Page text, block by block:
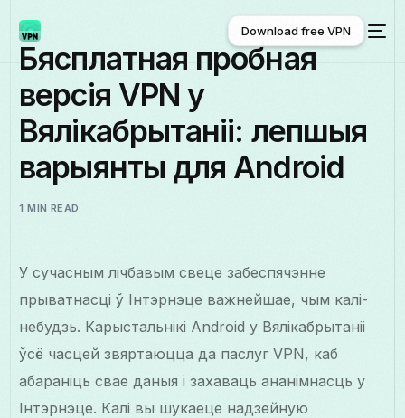
Беларуская
Download free VPN
Download free VPN
Бясплатная пробная
версія VPN у
Вялікабрытаніі: лепшыя
варыянты для Android
1 MIN READ
У сучасным лічбавым свеце забеспячэнне
прыватнасці ў Інтэрнэце важнейшае, чым калі-
небудзь. Карыстальнікі Android у Вялікабрытаніі
ўсё часцей звяртаюцца да паслуг VPN, каб
абараніць свае даныя і захаваць ананімнасць у
Інтэрнэце. Калі вы шукаеце надзейную